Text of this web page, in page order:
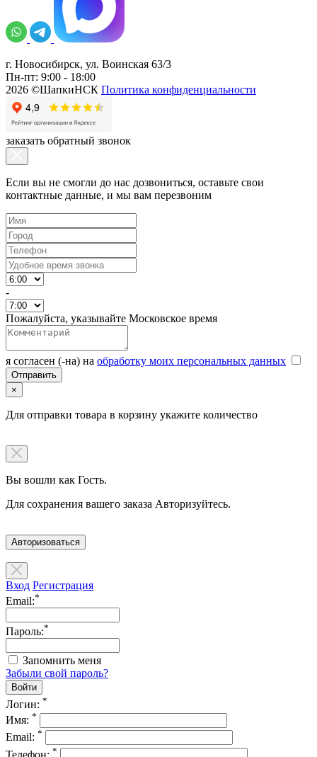
г. Новосибирск, ул. Воинская 63/3
Пн-пт: 9:00 - 18:00
2026 ©ШапкиНСК Политика конфиденциальности
заказать обратный звонок
Если вы не смогли до нас дозвониться, оставьте свои
контактные данные, и мы вам перезвоним
-
Пожалуйста, указывайте Московское время
я согласен (-на) на обработку моих персональных данных
×
Для отправки товара в корзину укажите количество
Вы вошли как Гость.
Для сохранения вашего заказа Авторизуйтесь.
Авторизоваться
Вход Регистрация
Email:*
Пароль:*
Запомнить меня
Забыли свой пароль?
Логин: *
Имя: *
Email: *
Телефон: *